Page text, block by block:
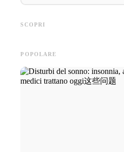
SCOPRI
online mirato
POPOLARE